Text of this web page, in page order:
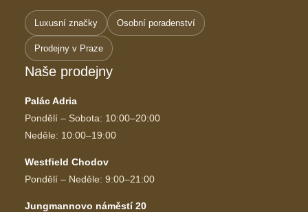
Luxusní značky Osobní poradenství
Prodejny v Praze
Naše prodejny
Palác Adria
Pondělí – Sobota: 10:00–20:00
Neděle: 10:00–19:00
Westfield Chodov
Pondělí – Neděle: 9:00–21:00
Jungmannovo náměstí 20